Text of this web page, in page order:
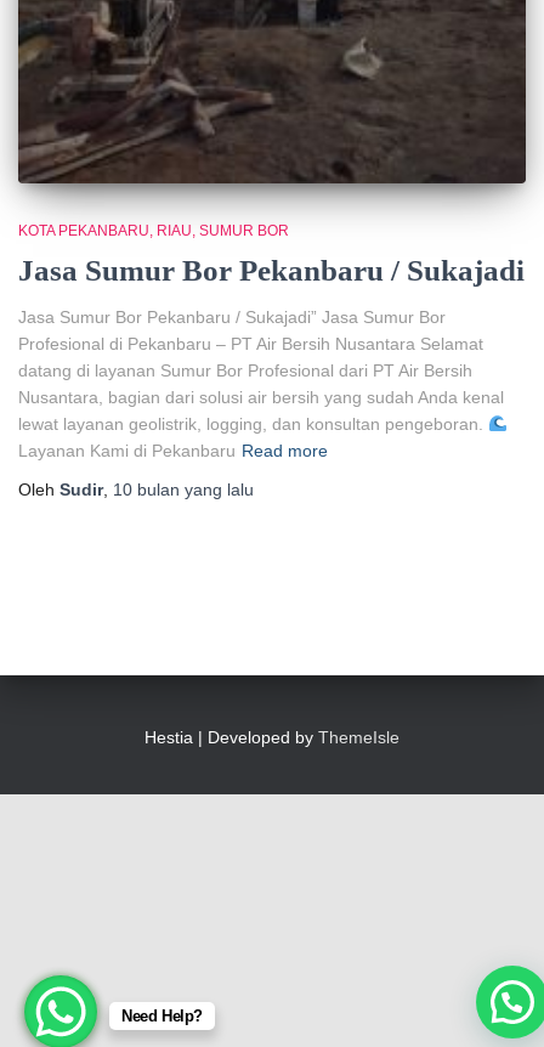
KOTA PEKANBARU RIAU SUMUR BOR
Jasa Sumur Bor Pekanbaru / Sukajadi
Jasa Sumur Bor Pekanbaru / Sukajadi” Jasa Sumur Bor
Profesional di Pekanbaru – PT Air Bersih Nusantara Selamat
datang di layanan Sumur Bor Profesional dari PT Air Bersih
Nusantara, bagian dari solusi air bersih yang sudah Anda kenal
lewat layanan geolistrik, logging, dan konsultan pengeboran.
Layanan Kami di Pekanbaru Read more
Oleh Sudir, 10 bulan yang lalu
Hestia | Developed by ThemeIsle
Need Help?